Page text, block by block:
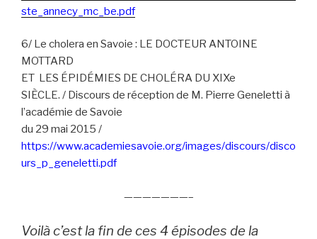
ste_annecy_mc_be.pdf
6/ Le cholera en Savoie : LE DOCTEUR ANTOINE
MOTTARD
ET LES ÉPIDÉMIES DE CHOLÉRA DU XIXe
SIÈCLE. / Discours de réception de M. Pierre Geneletti à
l’académie de Savoie
du 29 mai 2015 /
https://www.academiesavoie.org/images/discours/disco
urs_p_geneletti.pdf
———————–
Voilà c’est la fin de ces 4 épisodes de la